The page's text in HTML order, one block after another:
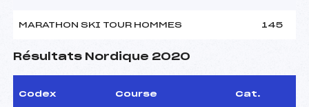
MARATHON SKI TOUR HOMMES 145
Résultats Nordique 2020
Codex Course Cat.